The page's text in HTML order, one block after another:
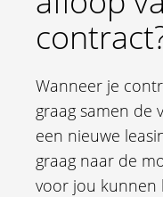
Wanneer je
graag samen de
een nieuwe
graag naar de
voor jou kunnen